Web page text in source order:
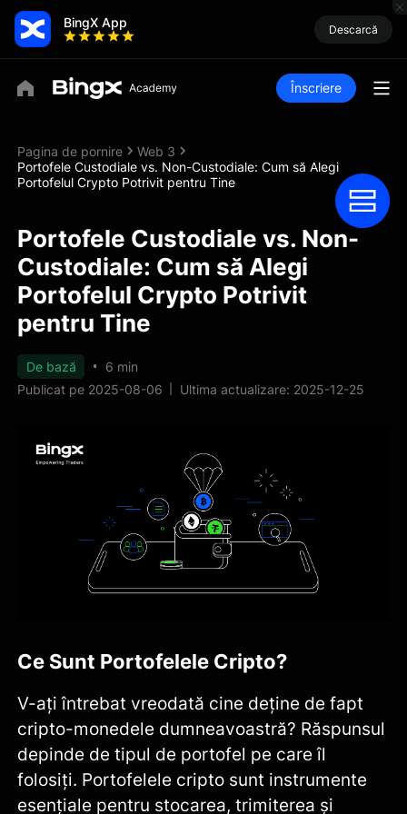
BingX App Descarcă
Înscriere
Pagina de pornire
Web 3
Portofele Custodiale vs. Non-Custodiale: Cum să Alegi
Portofelul Crypto Potrivit pentru Tine
Portofele Custodiale vs. Non-
Custodiale: Cum să Alegi
Portofelul Crypto Potrivit
pentru Tine
De bază
6 min
Publicat pe 2025-08-06
Ultima actualizare: 2025-12-25
Ce Sunt Portofelele Cripto?
V-ați întrebat vreodată cine deține de fapt
cripto-monedele dumneavoastră? Răspunsul
depinde de tipul de portofel pe care îl
folosiți. Portofelele cripto sunt instrumente
esențiale pentru stocarea, trimiterea și